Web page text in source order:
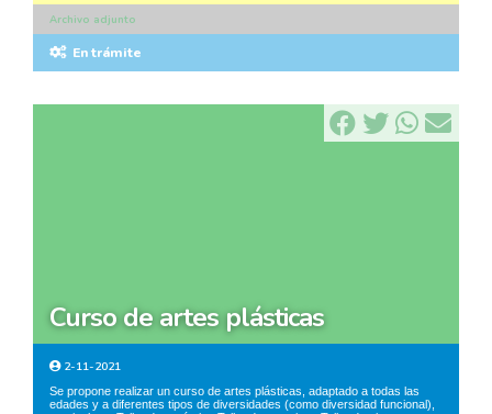
Archivo adjunto
En trámite
curso de artes plásticas
2-11-2021
Se propone realizar un curso de artes plásticas, adaptado a todas las
edades y a diferentes tipos de diversidades (como diversidad funcional),